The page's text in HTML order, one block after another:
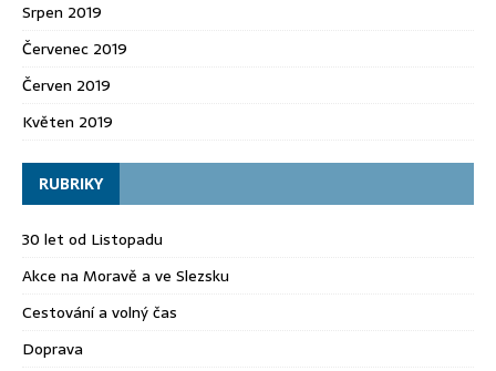
Srpen 2019
Červenec 2019
Červen 2019
Květen 2019
RUBRIKY
30 let od Listopadu
Akce na Moravě a ve Slezsku
Cestování a volný čas
Doprava